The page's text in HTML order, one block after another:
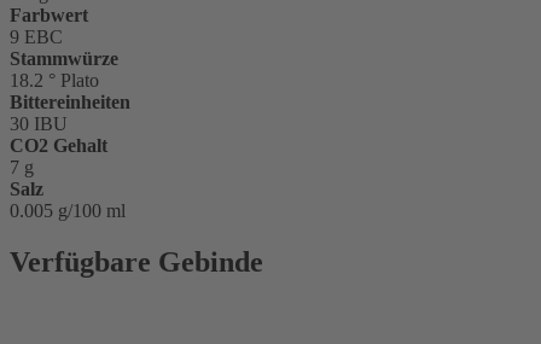
Farbwert
9 EBC
Stammwürze
18.2 ° Plato
Bittereinheiten
30 IBU
CO2 Gehalt
7 g
Salz
0.005 g/100 ml
Verfügbare Gebinde